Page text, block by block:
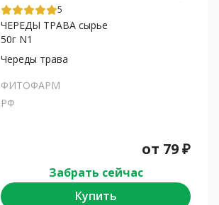
5
ЧЕРЕДЫ ТРАВА сырье
50г N1
Череды трава
ФИТОФАРМ
РФ
от 79₽
Забрать сейчас
Купить